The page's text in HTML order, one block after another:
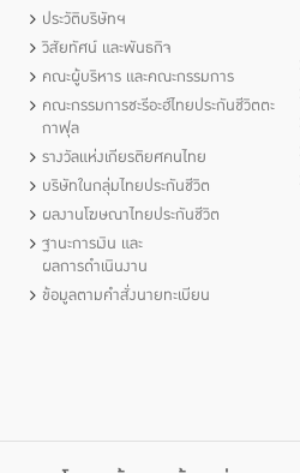
ประวัติบริษัทฯ
วิสัยทัศน์ และพันธกิจ
คณะผู้บริหาร และคณะกรรมการ
คณะกรรมการชะรีอะฮ์ไทยประกันชีวิตตะ
กาฟุล
รางวัลแห่งเกียรติยศคนไทย
บริษัทในกลุ่มไทยประกันชีวิต
ผลงานโฆษณาไทยประกันชีวิต
ฐานะการเงิน และ
ผลการดำเนินงาน
ข้อมูลตามคำสั่งนายทะเบียน